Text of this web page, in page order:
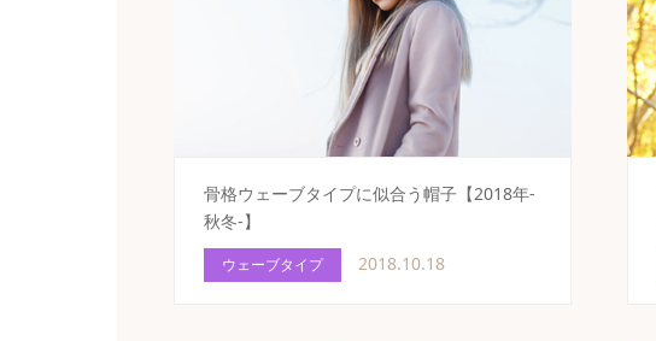
骨格ウェーブタイプに似合う帽子【2018年-
秋冬-】
ウェーブタイプ 2018.10.18